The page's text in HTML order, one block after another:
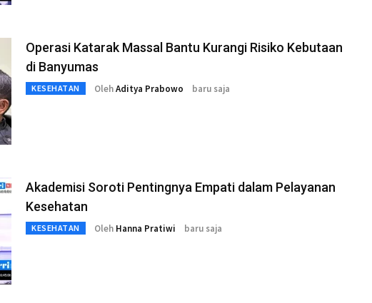
Operasi Katarak Massal Bantu Kurangi Risiko Kebutaan
di Banyumas
KESEHATAN OlehAditya Prabowo baru saja
Akademisi Soroti Pentingnya Empati dalam Pelayanan
Kesehatan
KESEHATAN Oleh Hanna Pratiwi baru saja